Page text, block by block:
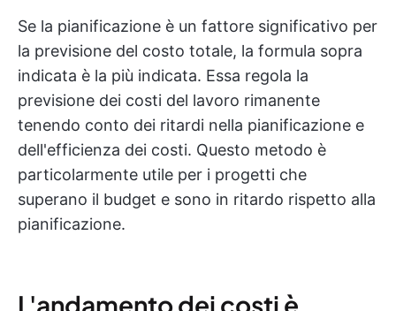
Se la pianificazione è un fattore significativo per
la previsione del costo totale, la formula sopra
indicata è la più indicata. Essa regola la
previsione dei costi del lavoro rimanente
tenendo conto dei ritardi nella pianificazione e
dell'efficienza dei costi. Questo metodo è
particolarmente utile per i progetti che
superano il budget e sono in ritardo rispetto alla
pianificazione.
L'andamento dei costi è